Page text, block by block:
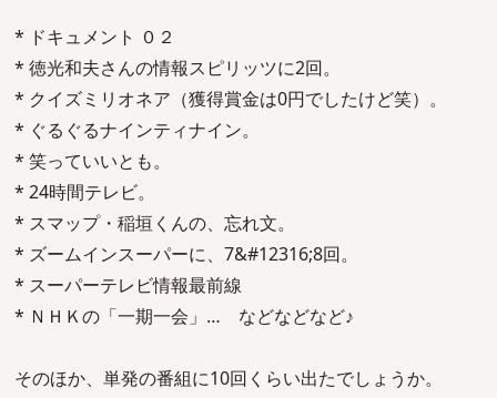
* ドキュメント ０２
* 徳光和夫さんの情報スピリッツに2回。
* クイズミリオネア（獲得賞金は0円でしたけど笑）。
* ぐるぐるナインティナイン。
* 笑っていいとも。
* 24時間テレビ。
* スマップ・稲垣くんの、忘れ文。
* ズームインスーパーに、7&#12316;8回。
* スーパーテレビ情報最前線
* ＮＨＫの「一期一会」… などなどなど♪
そのほか、単発の番組に10回くらい出たでしょうか。